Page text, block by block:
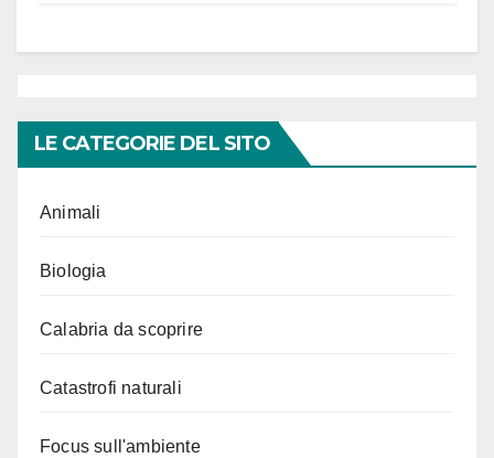
LE CATEGORIE DEL SITO
Animali
Biologia
Calabria da scoprire
Catastrofi naturali
Focus sull'ambiente